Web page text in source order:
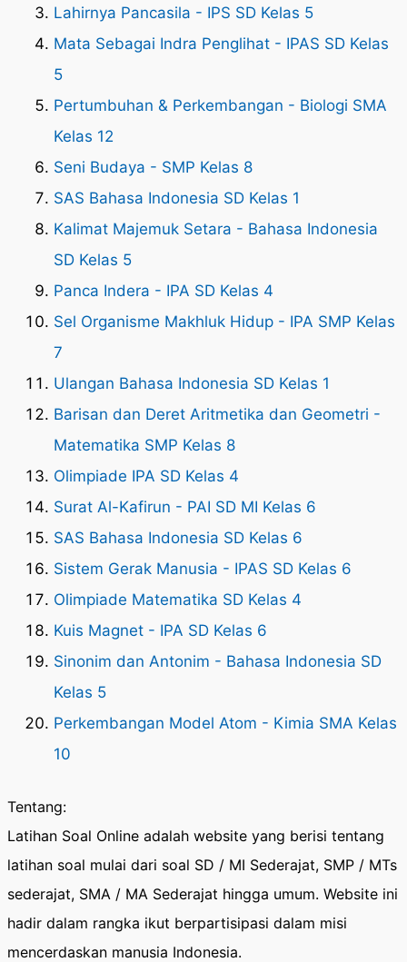
Lahirnya Pancasila - IPS SD Kelas 5
Mata Sebagai Indra Penglihat - IPAS SD Kelas
5
Pertumbuhan & Perkembangan - Biologi SMA
Kelas 12
Seni Budaya - SMP Kelas 8
SAS Bahasa Indonesia SD Kelas 1
Kalimat Majemuk Setara - Bahasa Indonesia
SD Kelas 5
Panca Indera - IPA SD Kelas 4
Sel Organisme Makhluk Hidup - IPA SMP Kelas
7
Ulangan Bahasa Indonesia SD Kelas 1
Barisan dan Deret Aritmetika dan Geometri -
Matematika SMP Kelas 8
Olimpiade IPA SD Kelas 4
Surat Al-Kafirun - PAI SD MI Kelas 6
SAS Bahasa Indonesia SD Kelas 6
Sistem Gerak Manusia - IPAS SD Kelas 6
Olimpiade Matematika SD Kelas 4
Kuis Magnet - IPA SD Kelas 6
Sinonim dan Antonim - Bahasa Indonesia SD
Kelas 5
Perkembangan Model Atom - Kimia SMA Kelas
10
Tentang:
Latihan Soal Online adalah website yang berisi tentang
latihan soal mulai dari soal SD / MI Sederajat, SMP / MTs
sederajat, SMA / MA Sederajat hingga umum. Website ini
hadir dalam rangka ikut berpartisipasi dalam misi
mencerdaskan manusia Indonesia.